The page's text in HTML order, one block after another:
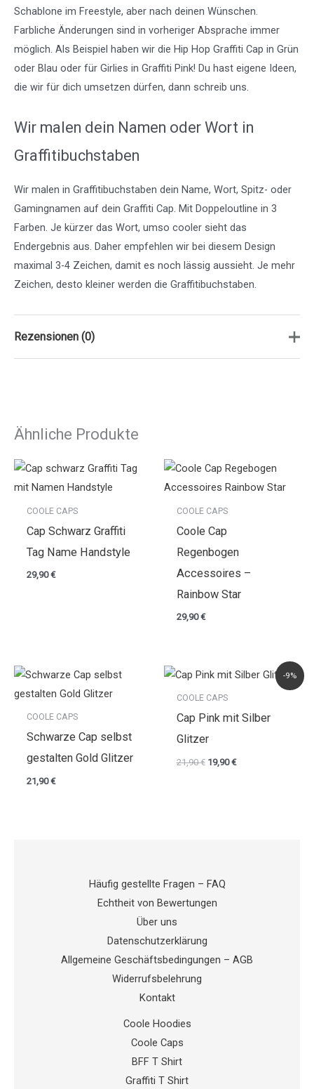
Schablone im Freestyle, aber nach deinen Wünschen.
Farbliche Änderungen sind in vorheriger Absprache immer
möglich. Als Beispiel haben wir die Hip Hop Graffiti Cap in Grün
oder Blau oder für Girlies in Graffiti Pink! Du hast eigene Ideen,
die wir für dich umsetzen dürfen, dann schreib uns.
Wir malen dein Namen oder Wort in
Graffitibuchstaben
Wir malen in Graffitibuchstaben dein Name, Wort, Spitz- oder
Gamingnamen auf dein Graffiti Cap. Mit Doppeloutline in 3
Farben. Je kürzer das Wort, umso cooler sieht das
Endergebnis aus. Daher empfehlen wir bei diesem Design
maximal 3-4 Zeichen, damit es noch lässig aussieht. Je mehr
Zeichen, desto kleiner werden die Graffitibuchstaben.
Rezensionen (0)
dürfen eine Rezension abgeben.
Ähnliche Produkte
COOLE CAPS
Cap Schwarz Graffiti
Tag Name Handstyle
29,90€
COOLE CAPS
Coole Cap
Regenbogen
Accessoires –
Rainbow Star
29,90€
COOLE CAPS
Schwarze Cap selbst
gestalten Gold Glitzer
21,90€
-9%
COOLE CAPS
Cap Pink mit Silber
Glitzer
21,90€
Ursprünglicher
war:
19,90€
Aktueller
Häufig gestellte Fragen – FAQ
Echtheit von Bewertungen
Über uns
Datenschutzerklärung
Allgemeine Geschäftsbedingungen – AGB
Widerrufsbelehrung
Kontakt
Coole Hoodies
Coole Caps
BFF T Shirt
Graffiti T Shirt